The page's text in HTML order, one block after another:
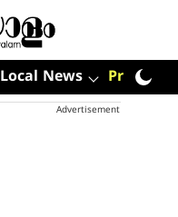
Local News Premium
Advertisement